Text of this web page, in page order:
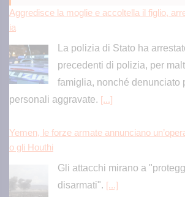
Yemen, le forze armate annunciano
Gli attacchi mirano a
disarmati".
Spagna, implementati i controlli alle frontiere
rrivo dall’Italia. Il commissario Ue Brunner
Secondo quanto riporta il